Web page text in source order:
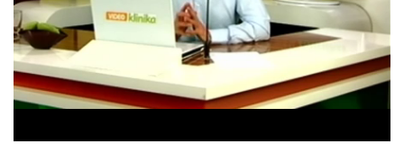
kikapcsolva
0%
0%